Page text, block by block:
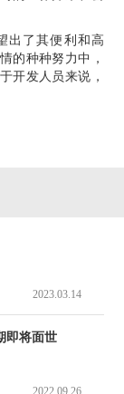
出了其便利和高
的种种努力中，
开发人员来说，
2023.03.14
即将面世
2022.09.26